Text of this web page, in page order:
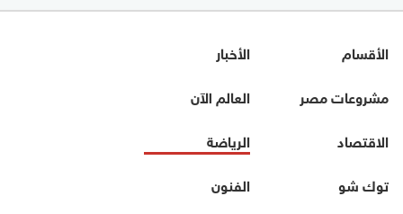
الأقسام
الأخبار
مشروعات مصر
العالم الآن
الاقتصاد
الرياضة
توك شو
الفنون